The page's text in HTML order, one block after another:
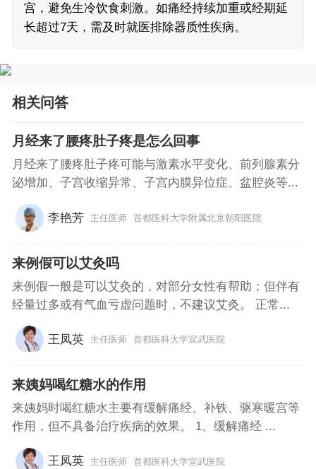
宫，避免生冷饮食刺激。如痛经持续加重或经期延
长超过7天，需及时就医排除器质性疾病。
相关问答
月经来了腰疼肚子疼是怎么回事
月经来了腰疼肚子疼可能与激素水平变化、前列腺素分
泌增加、子宫收缩异常、子宫内膜异位症、盆腔炎等...
李艳芳 主任医师 首都医科大学附属北京朝阳医院
来例假可以艾灸吗
来例假一般是可以艾灸的，对部分女性有帮助；但伴有
经量过多或有气血亏虚问题时，不建议艾灸。 正常...
王凤英 主任医师 首都医科大学宣武医院
来姨妈喝红糖水的作用
来姨妈时喝红糖水主要有缓解痛经、补铁、驱寒暖宫等
作用，但不具备治疗疾病的效果。 1、缓解痛经 ...
王凤英 主任医师 首都医科大学宣武医院